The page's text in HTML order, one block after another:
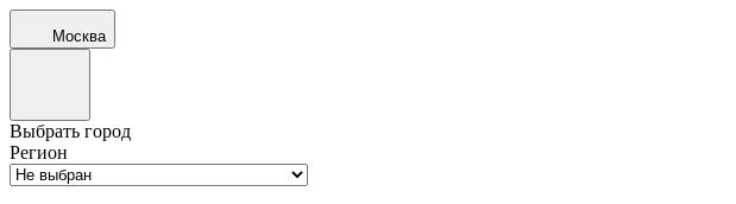
Москва
Выбрать город
Регион